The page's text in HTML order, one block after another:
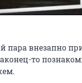
пара внезапно
то